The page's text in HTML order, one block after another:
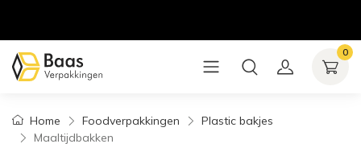
0
Home Foodverpakkingen
Plastic bakjes
Maaltijdbakken